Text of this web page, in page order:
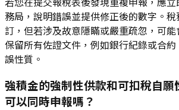
務局，說明錯誤並提供修正後的數字。
訂，但若涉及故意隱瞞或嚴重疏忽，可
保留所有佐證文件，例如銀行紀錄或合
誤性質。
強積金的強制性供款和可扣稅自願
可以同時申報嗎？